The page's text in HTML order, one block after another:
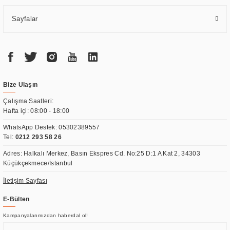
Sayfalar
Bize Ulaşın
Çalışma Saatleri:
Hafta içi: 08:00 - 18:00
WhatsApp Destek:05302389557
Tel: 0212 293 58 26
Adres: Halkalı Merkez, Basın Ekspres Cd. No:25 D:1 A Kat 2, 34303
Küçükçekmece/İstanbul
İletişim Sayfası
E-Bülten
Kampanyalarımızdan haberdal ol!